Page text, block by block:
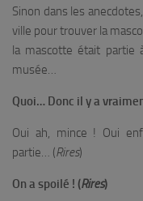
Sinon dans les
ville pour trouver la
la mascotte était partie
musée…
Quoi… Donc il y a
Oui ah, mince ! Oui
partie… (Rires)
On a spoilé ! (Rires)